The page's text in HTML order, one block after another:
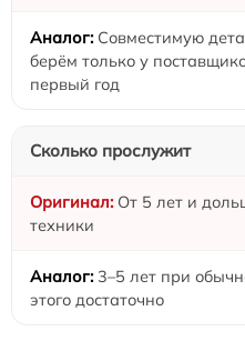
Совместимую
берём только у
первый год
Сколько прослужит
От 5 лет и
техники
3–5 лет при
этого достаточно